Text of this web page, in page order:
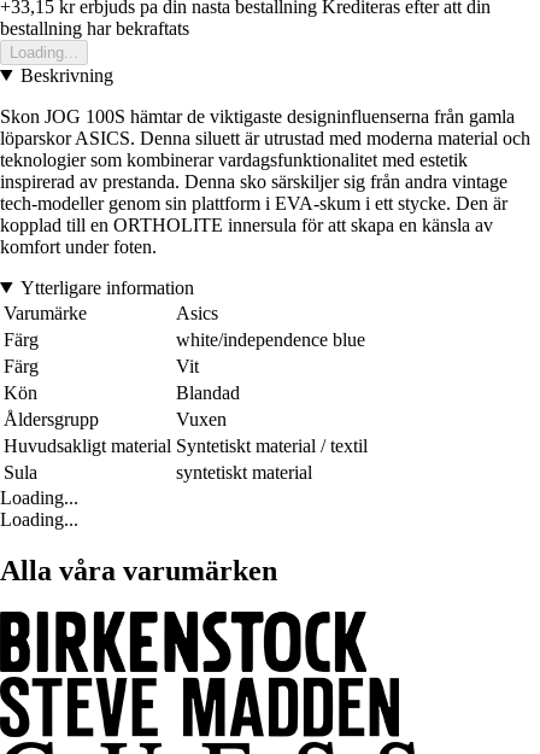
+33,15 krerbjuds pa din nasta bestallning Krediteras efter att din
bestallning har bekraftats
Loading...
Beskrivning
Skon JOG 100S hämtar de viktigaste designinfluenserna från gamla
löparskor ASICS. Denna siluett är utrustad med moderna material och
teknologier som kombinerar vardagsfunktionalitet med estetik
inspirerad av prestanda. Denna sko särskiljer sig från andra vintage
tech-modeller genom sin plattform i EVA-skum i ett stycke. Den är
kopplad till en ORTHOLITE innersula för att skapa en känsla av
komfort under foten.
Ytterligare information
Varumärke
Asics
Färg
white/independence blue
Färg
Vit
Kön
Blandad
Åldersgrupp
Vuxen
Huvudsakligt material Syntetiskt material / textil
Sula
syntetiskt material
Loading...
Loading...
Alla våra varumärken